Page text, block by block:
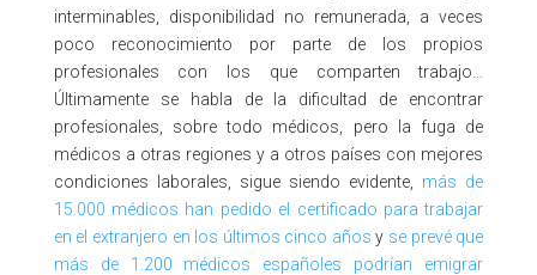
interminables, disponibilidad no remunerada, a veces
poco reconocimiento por parte de los propios
profesionales con los que comparten trabajo…
Últimamente se habla de la dificultad de encontrar
profesionales, sobre todo médicos, pero la fuga de
médicos a otras regiones y a otros países con mejores
condiciones laborales, sigue siendo evidente, más de
15.000 médicos han pedido el certificado para trabajar
en el extranjero en los últimos cinco años y se prevé que
más de 1.200 médicos españoles podrían emigrar